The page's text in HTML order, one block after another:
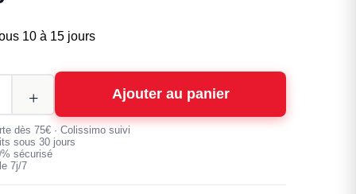
10 à 15 jours
Ajouter au panier
dès 75€ · Colissimo suivi
sous 30 jours
sécurisé
7j/7